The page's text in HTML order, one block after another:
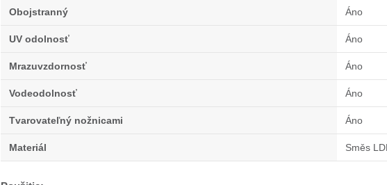
Obojstranný Áno
UV odolnosť Áno
Mrazuvzdornosť Áno
Vodeodolnosť Áno
Tvarovateľný nožnicami Áno
Materiál Směs